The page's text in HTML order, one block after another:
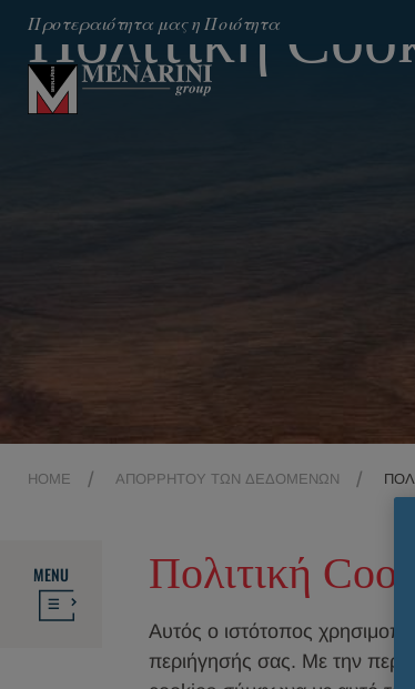
Προτεραιότητα μας η Ποιότητα
Πολιτική
HOME ΑΠΟΡΡΉΤΟΥ ΤΩΝ ΔΕΔΟΜΈΝΩΝ
MENU Πολιτική
Αυτός ο ιστότοπος
περιήγησής σας. Με την